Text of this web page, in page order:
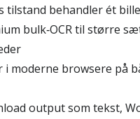
tilstand behandler ét
bulk‑OCR til større
i moderne browsere på
output som tekst,